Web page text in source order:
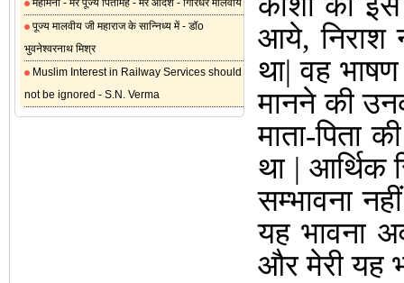
महामना - मेरे पूज्य पितामह - मेरे आदर्श - गिरिधर मालवीय
पूज्य मालवीय जी महाराज के सान्निध्य में - डॉo
भुवनेश्वरनाथ मिश्र
Muslim Interest in Railway Services should
not be ignored - S.N. Verma
आये, निराश
था| वह
मानने की
माता-पिता
था | आर्थिक
सम्भावना
यह भावना
और मेरी यह